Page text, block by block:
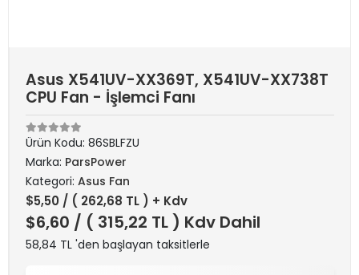
Asus X541UV-XX369T, X541UV-XX738T
CPU Fan - İşlemci Fanı
Ürün Kodu: 86SBLFZU
Marka: ParsPower
Kategori: Asus Fan
$5,50 / ( 262,68 TL ) + Kdv
$6,60 / ( 315,22 TL ) Kdv Dahil
58,84 TL 'den başlayan taksitlerle